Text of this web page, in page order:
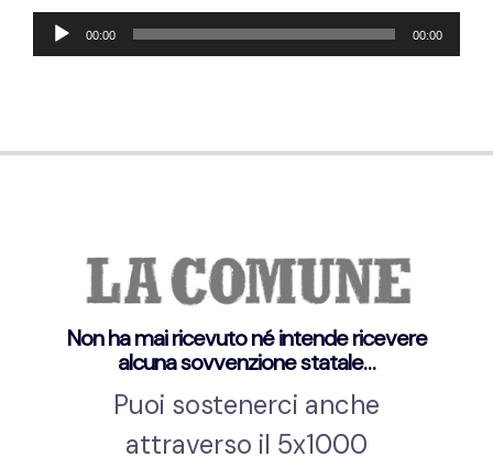
Audio
Player
00:00 00:00
Non ha mai ricevuto né intende ricevere
alcuna sovvenzione statale…
Puoi sostenerci anche
attraverso il 5x1000